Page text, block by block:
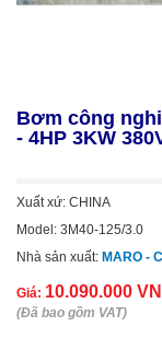
Bơm công
- 4HP 3KW
Xuất xứ: CHINA
Model: 3M40-125/3.0
Nhà sản xuất: MARO -
Giá: 10.090.000
(Đã bao gồm VAT)